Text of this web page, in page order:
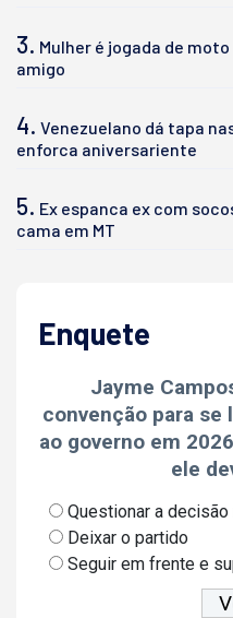
3. Mulher é jogada de
amigo
4. Venezuelano dá tapa
enforca aniversariente
5. Ex espanca ex com
cama em MT
Enquete
Jayme
convenção para se
ao governo em
ele
Questionar a
Deixar o partido
Seguir em frente e